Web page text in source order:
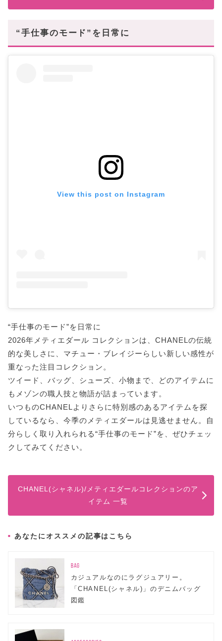
“手仕事のモード”を日常に
View this post on Instagram
“手仕事のモード”を日常に
2026年メティエダール コレクションは、CHANELの伝統
的な美しさに、マチュー・ブレイジーらしい新しい感性が
重なった注目コレクション。
ツイード、バッグ、シューズ、小物まで、どのアイテムに
もメゾンの職人技と物語が詰まっています。
いつものCHANELよりさらに特別感のあるアイテムを探
しているなら、今季のメティエダールは見逃せません。自
分らしく取り入れられる“手仕事のモード”を、ぜひチェッ
クしてみてください。
CHANEL(シャネル)/メティエダールコレクションのア
イテム 一覧
あなたにオススメの記事はこちら
BAG
カジュアルなのにラグジュアリー。
「CHANEL(シャネル)」のデニムバッグ
図鑑